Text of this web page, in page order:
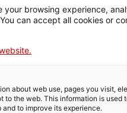
fiscalment les
del país. És evident
browsing experience,
can accept all cookies or
about web use, pages you visit,
to the web. This information is used
to improve its experience.